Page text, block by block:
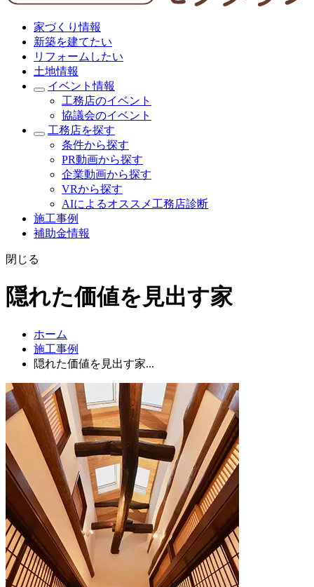
家づくり情報
新築を建てたい
リフォームしたい
土地情報
イベント情報
工務店のイベント
協議会のイベント
工務店を探す
条件から探す
PR動画から探す
企業動画から探す
VRから探す
AIによるオススメ工務店診断
施工事例
補助金情報
閉じる
隠れた価値を見出す家
ホーム
施工事例
隠れた価値を見出す家...